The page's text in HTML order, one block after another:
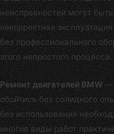
неисправностей могут
некорректная
без профессионального
этого непростого процесса.
Ремонт двигателей BMW—
обойтись без солидного
без использования
многие виды работ